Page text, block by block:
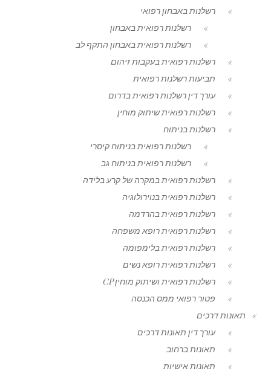
רשלנות באבחון רפואי
רשלנות רפואית באבחון
רשלנות רפואית באבחון התקף לב
רשלנות רפואית בעקבות זיהום
תביעות רשלנות רפואית
עורך דין רשלנות רפואית בדרום
רשלנות רפואית שיתוק מוחין
רשלנות בניתוח
רשלנות רפואית בניתוח קיסרי
רשלנות רפואית בניתוח גב
רשלנות רפואית במקרה של קרע בלידה
רשלנות רפואית בנוירולוגיה
רשלנות רפואית בהרדמה
רשלנות רפואית רופא משפחה
רשלנות רפואית בלימפומה
רשלנות רפואית רופא נשים
רשלנות רפואית ושיתוק מוחין CP
פטור רפואי ממס הכנסה
תאונות דרכים
עורך דין תאונות דרכים
תאונות ברחוב
תאונות אישיות